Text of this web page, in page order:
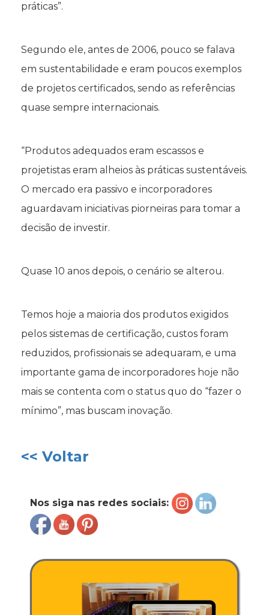
práticas”.
Segundo ele, antes de 2006, pouco se falava
em sustentabilidade e eram poucos exemplos
de projetos certificados, sendo as referências
quase sempre internacionais.
“Produtos adequados eram escassos e
projetistas eram alheios às práticas sustentáveis.
O mercado era passivo e incorporadores
aguardavam iniciativas piorneiras para tomar a
decisão de investir.
Quase 10 anos depois, o cenário se alterou.
Temos hoje a maioria dos produtos exigidos
pelos sistemas de certificação, custos foram
reduzidos, profissionais se adequaram, e uma
importante gama de incorporadores hoje não
mais se contenta com o status quo do “fazer o
mínimo”, mas buscam inovação.
<< Voltar
Nos siga nas redes sociais: